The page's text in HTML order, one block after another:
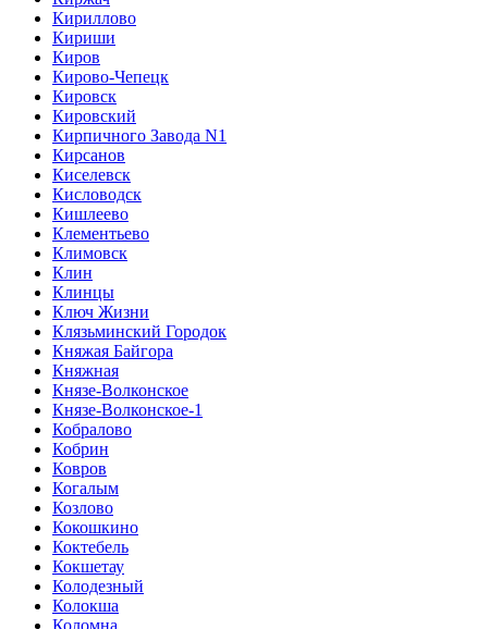
Кириллово
Кириши
Киров
Кирово-Чепецк
Кировск
Кировский
Кирпичного Завода N1
Кирсанов
Киселевск
Кисловодск
Кишлеево
Клементьево
Климовск
Клин
Клинцы
Ключ Жизни
Клязьминский Городок
Княжая Байгора
Княжная
Князе-Волконское
Князе-Волконское-1
Кобралово
Кобрин
Ковров
Когалым
Козлово
Кокошкино
Коктебель
Кокшетау
Колодезный
Колокша
Коломна